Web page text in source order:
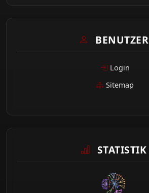
BENUTZER
Login
Sitemap
STATISTIK